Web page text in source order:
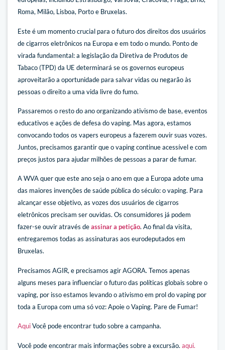
Roma, Milão, Lisboa, Porto e Bruxelas.
Este é um momento crucial para o futuro dos direitos dos usuários
de cigarros eletrônicos na Europa e em todo o mundo. Ponto de
virada fundamental: a legislação da Diretiva de Produtos de
Tabaco (TPD) da UE determinará se os governos europeus
aproveitarão a oportunidade para salvar vidas ou negarão às
pessoas o direito a uma vida livre do fumo.
Passaremos o resto do ano organizando ativismo de base, eventos
educativos e ações de defesa do vaping. Mas agora, estamos
convocando todos os vapers europeus a fazerem ouvir suas vozes.
Juntos, precisamos garantir que o vaping continue acessível e com
preços justos para ajudar milhões de pessoas a parar de fumar.
A WVA quer que este ano seja o ano em que a Europa adote uma
das maiores invenções de saúde pública do século: o vaping. Para
alcançar esse objetivo, as vozes dos usuários de cigarros
eletrônicos precisam ser ouvidas. Os consumidores já podem
fazer-se ouvir através deassinar a petição. Ao final da visita,
entregaremos todas as assinaturas aos eurodeputados em
Bruxelas.
Precisamos AGIR, e precisamos agir AGORA. Temos apenas
alguns meses para influenciar o futuro das políticas globais sobre o
vaping, por isso estamos levando o ativismo em prol do vaping por
toda a Europa com uma só voz: Apoie o Vaping. Pare de Fumar!
AquiVocê pode encontrar tudo sobre a campanha.
Você pode encontrar mais informações sobre a excursão. aqui.